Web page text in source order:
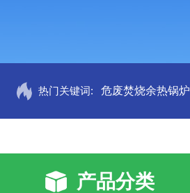
热门关键词: 危废焚烧余热锅炉
产品分类